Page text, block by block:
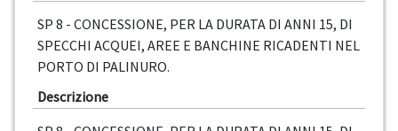
SP 8 - CONCESSIONE, PER LA DURATA DI ANNI 15, DI
SPECCHI ACQUEI, AREE E BANCHINE RICADENTI NEL
PORTO DI PALINURO.
Descrizione